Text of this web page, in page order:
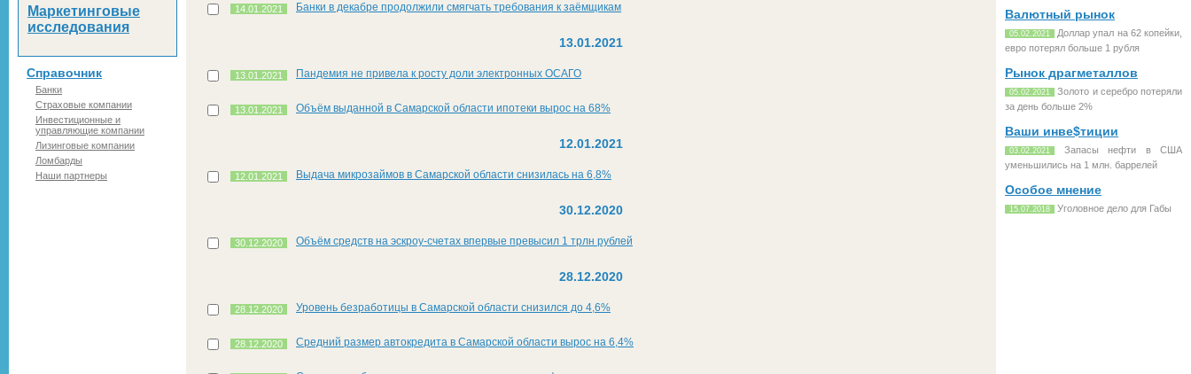
Маркетинговые
исследования
Справочник
Банки
Страховые компании
Инвестиционные и
управляющие компании
Лизинговые компании
Ломбарды
Наши партнеры
14.01.2021 Банки в декабре продолжили смягчать требования к заёмщикам
13.01.2021
13.01.2021 Пандемия не привела к росту доли электронных ОСАГО
13.01.2021 Объём выданной в Самарской области ипотеки вырос на 68%
12.01.2021
12.01.2021 Выдача микрозаймов в Самарской области снизилась на 6,8%
30.12.2020
30.12.2020 Объём средств на эскроу-счетах впервые превысил 1 трлн рублей
28.12.2020
28.12.2020 Уровень безработицы в Самарской области снизился до 4,6%
28.12.2020 Средний размер автокредита в Самарской области вырос на 6,4%
Валютный рынок
05.02.2021
Доллар упал на 62 копейки,
евро потерял больше 1 рубля
Рынок драгметаллов
05.02.2021
Золото и серебро потеряли
за день больше 2%
Ваши инве$тиции
03.02.2021
Запасы нефти в США
уменьшились на 1 млн. баррелей
Особое мнение
15.07.2018 Уголовное дело для Габы